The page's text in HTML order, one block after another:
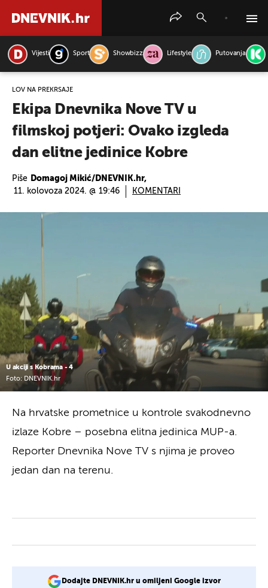
Vijesti Sport Showbizz Lifestyle Putovanja
LOV NA PREKRŠAJE
Ekipa Dnevnika Nove TV u
filmskoj potjeri: Ovako izgleda
dan elitne jedinice Kobre
Piše Domagoj Mikić/DNEVNIK.hr,
11. kolovoza 2024. @ 19:46
KOMENTARI
U akciji s Kobrama - 4
Foto: DNEVNIK.hr
Na hrvatske prometnice u kontrole svakodnevno
izlaze Kobre – posebna elitna jedinica MUP-a.
Reporter Dnevnika Nove TV s njima je proveo
jedan dan na terenu.
Dodajte DNEVNIK.hr u omiljeni Google izvor
PRETRAŽITE VIJESTI